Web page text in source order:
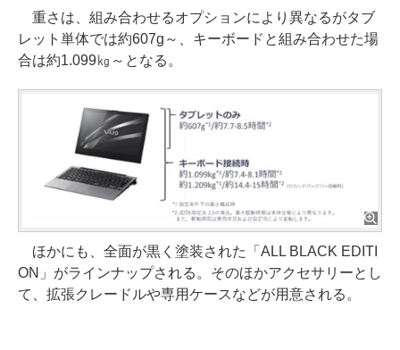
重さは、組み合わせるオプションにより異なるがタブ
レット単体では約607g～、キーボードと組み合わせた場
合は約1.099㎏～となる。
ほかにも、全面が黒く塗装された「ALL BLACK EDITI
ON」がラインナップされる。そのほかアクセサリーとし
て、拡張クレードルや専用ケースなどが用意される。